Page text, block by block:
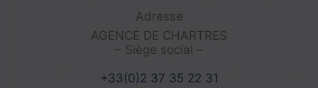
Adresse​
AGENCE DE CHARTRES
– Siège social –
+33(0)2 37 35 22 31